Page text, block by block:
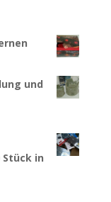
und
in